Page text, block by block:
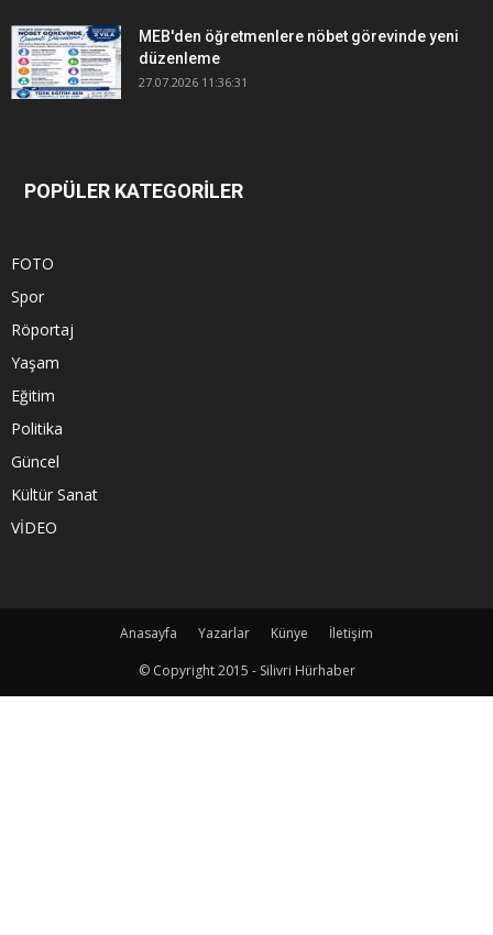
MEB'den öğretmenlere nöbet görevinde yeni
düzenleme
27.07.2026 11:36:31
POPÜLER KATEGORİLER
FOTO
Spor
Röportaj
Yaşam
Eğitim
Politika
Güncel
Kültür Sanat
VİDEO
Anasayfa Yazarlar Künye
İletişim
© Copyright 2015 - Silivri Hürhaber